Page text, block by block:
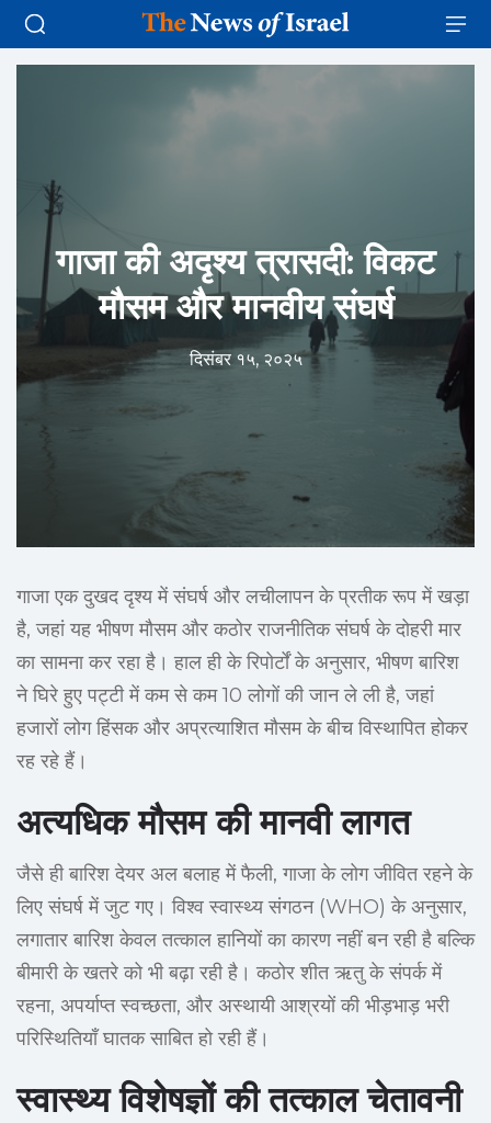
गाजा की अदृश्य त्रासदी: विकट
मौसम और मानवीय संघर्ष
दिसंबर १५, २०२५
गाजा एक दुखद दृश्य में संघर्ष और लचीलापन के प्रतीक रूप में खड़ा
है, जहां यह भीषण मौसम और कठोर राजनीतिक संघर्ष के दोहरी मार
का सामना कर रहा है। हाल ही के रिपोर्टों के अनुसार, भीषण बारिश
ने घिरे हुए पट्टी में कम से कम 10 लोगों की जान ले ली है, जहां
हजारों लोग हिंसक और अप्रत्याशित मौसम के बीच विस्थापित होकर
रह रहे हैं।
अत्यधिक मौसम की मानवी लागत
जैसे ही बारिश देयर अल बलाह में फैली, गाजा के लोग जीवित रहने के
लिए संघर्ष में जुट गए। विश्व स्वास्थ्य संगठन (WHO) के अनुसार,
लगातार बारिश केवल तत्काल हानियों का कारण नहीं बन रही है बल्कि
बीमारी के खतरे को भी बढ़ा रही है। कठोर शीत ऋतु के संपर्क में
रहना, अपर्याप्त स्वच्छता, और अस्थायी आश्रयों की भीड़भाड़ भरी
परिस्थितियाँ घातक साबित हो रही हैं।
स्वास्थ्य विशेषज्ञों की तत्काल चेतावनी